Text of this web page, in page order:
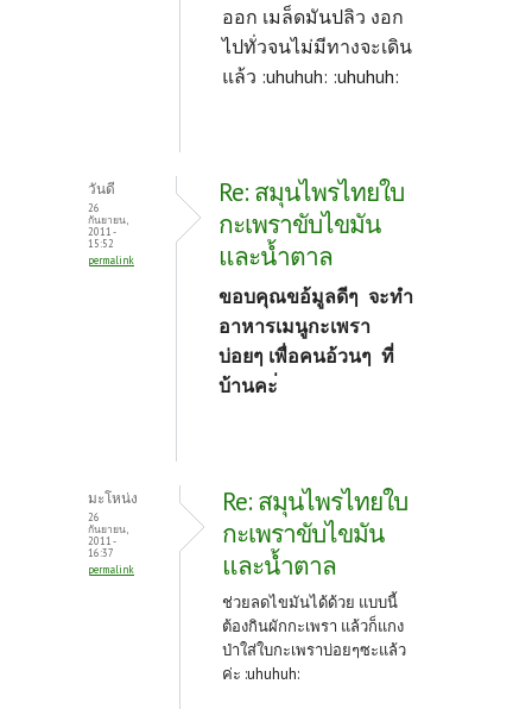
ออก เมล็ดมันปลิว งอก
ไปทั่วจนไม่มีทางจะเดิน
แล้ว :uhuhuh: :uhuhuh:
วันดี
26
กันยายน,
2011 -
15:52
permalink
Re: สมุนไพรไทยใบ
กะเพราขับไขมัน
และน้ำตาล
ขอบคุณขอ้มูลดีๆ จะทำ
อาหารเมนูกะเพรา
บ่อยๆ เพื่อคนอ้วนๆ ที่
บ้านคะ่
มะโหน่ง
26
กันยายน,
2011 -
16:37
permalink
Re: สมุนไพรไทยใบ
กะเพราขับไขมัน
และน้ำตาล
ช่วยลดไขมันได้ด้วย แบบนี้
ต้องกินผักกะเพรา แล้วก็แกง
ป่าใส่ใบกะเพราบ่อยๆซะแล้ว
ค่ะ :uhuhuh: